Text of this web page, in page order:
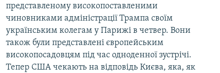
представленому високопоставленими
чиновниками адміністрації Трампа своїм
українським колегам у Парижі в четвер. Вони
також були представлені європейським
високопосадовцям під час одноденної зустрічі.
Тепер США чекають на відповідь Києва, яка, як